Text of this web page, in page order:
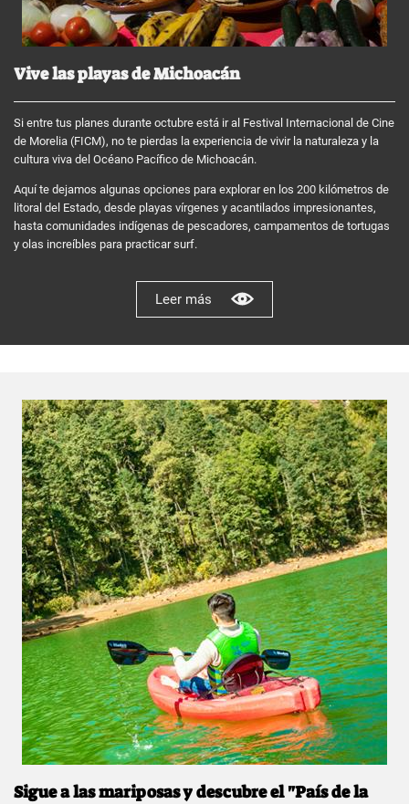
Vive las playas de Michoacán
Si entre tus planes durante octubre está ir al Festival Internacional de Cine
de Morelia (FICM), no te pierdas la experiencia de vivir la naturaleza y la
cultura viva del Océano Pacífico de Michoacán.
Aquí te dejamos algunas opciones para explorar en los 200 kilómetros de
litoral del Estado, desde playas vírgenes y acantilados impresionantes,
hasta comunidades indígenas de pescadores, campamentos de tortugas
y olas increíbles para practicar surf.
Leer más
Sigue a las mariposas y descubre el "País de la